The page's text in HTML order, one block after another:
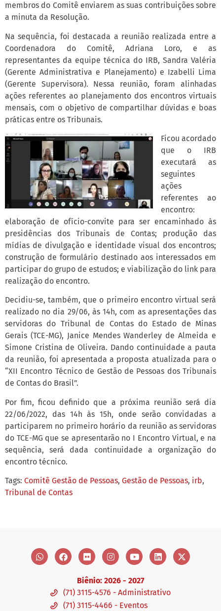
membros do Comitê enviarem as suas contribuições sobre
a minuta da Resolução.
Na sequência, foi destacada a reunião realizada entre a
Coordenadora do Comitê, Adriana Loro, e as
representantes da equipe técnica do IRB, Sandra Valéria
(Gerente Administrativa e Planejamento) e Izabelli Lima
(Gerente Supervisora). Nessa reunião, foram alinhadas
ações referentes ao planejamento dos encontros virtuais
mensais, com o objetivo de compartilhar dúvidas e boas
práticas entre os Tribunais.
Ficou acordado
que o IRB
executará as
seguintes
ações
referentes ao
encontro:
elaboração de ofício-convite para ser encaminhado às
presidências dos Tribunais de Contas; produção das
mídias de divulgação e identidade visual dos encontros;
construção de formulário destinado aos interessados em
participar do grupo de estudos; e viabilização do link para
realização do encontro.
Decidiu-se, também, que o primeiro encontro virtual será
realizado no dia 29/06, às 14h, com as apresentações das
servidoras do Tribunal de Contas do Estado de Minas
Gerais (TCE-MG), Janice Mendes Wanderley de Almeida e
Simone Cristina de Oliveira. Dando continuidade a pauta
da reunião, foi apresentada a proposta atualizada para o
“XII Encontro Técnico de Gestão de Pessoas dos Tribunais
de Contas do Brasil”.
Por fim, ficou definido que a próxima reunião será dia
22/06/2022, das 14h às 15h, onde serão convidadas a
participarem no primeiro horário da reunião as servidoras
do TCE-MG que se apresentarão no I Encontro Virtual, e na
sequência, será dada continuidade a organização do
encontro técnico.
Tags: Comitê Gestão de Pessoas, Gestão de Pessoas, irb,
Tribunal de Contas
Biênio: 2026 - 2027
(71) 3115-4576 - Administrativo
(71) 3115-4466 - Eventos